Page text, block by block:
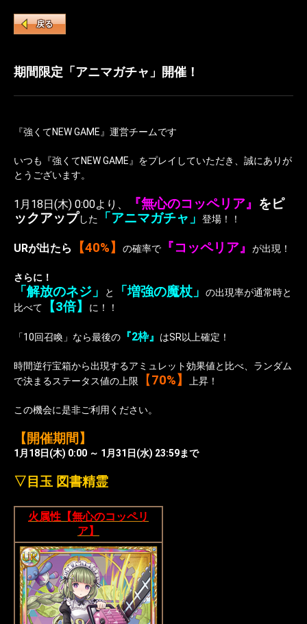
戻る
期間限定「アニマガチャ」開催！
『強くてNEW GAME』運営チームです
いつも『強くてNEW GAME』をプレイしていただき、誠にありが
とうございます。
1月18日(木) 0:00より、 『無心のコッペリア』 をピ
ックアップした 「アニマガチャ」 登場！！
URが出たら 【40%】 の確率で 『コッペリア』 が出現！
さらに！
「解放のネジ」 と 「増強の魔杖」
の出現率が通常時と
比べて
【3倍】 に！！
「10回召喚」なら最後の 『2枠』 はSR以上確定！
時間逆行宝箱から出現するアミュレット効果値と比べ、ランダム
で決まるステータス値の上限
【70%】 上昇！
この機会に是非ご利用ください。
【開催期間】
1月18日(木) 0:00 ～ 1月31日(水) 23:59まで
▽目玉 図書精霊
火属性【無心のコッペリ
ア】